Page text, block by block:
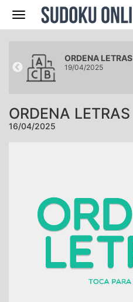
Navegación
ORDENA LETRAS
19/04/2025
ORDENA LETRAS
16/04/2025